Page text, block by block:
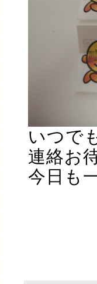
いつで
連絡お
今日も